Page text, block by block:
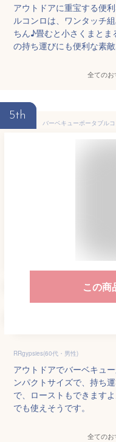
アウトドアに重宝する便
ルコンロは、ワンタッチ
ちん♪畳むと小さくまと
の持ち運びにも便利な素
全てのお
5th
この商
RRgypsies(60代・男性)
アウトドアでバーベキュ
ンパクトサイズで、持ち
で、ローストもできます
でも使えそうです。
全てのお